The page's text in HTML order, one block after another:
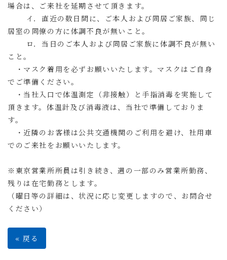
場合は、ご来社を延期させて頂きます。
イ．直近の数日間に、ご本人および同居ご家族、同じ
居室の同僚の方に体調不良が無いこと。
ロ．当日のご本人および同居ご家族に体調不良が無い
こと。
・マスク着用を必ずお願いいたします。マスクはご自身
でご準備ください。
・当社入口で体温測定（非接触）と手指消毒を実施して
頂きます。体温計及び消毒液は、当社で準備しておりま
す。
・近隣のお客様は公共交通機関のご利用を避け、社用車
でのご来社をお願いいたします。
※東京営業所所員は引き続き、週の一部のみ営業所勤務、
残りは在宅勤務とします。
（曜日等の詳細は、状況に応じ変更しますので、お問合せ
ください）
«戻る